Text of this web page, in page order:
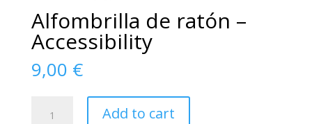
Alfombrilla de ratón –
Accessibility
9,00 €
Add to cart